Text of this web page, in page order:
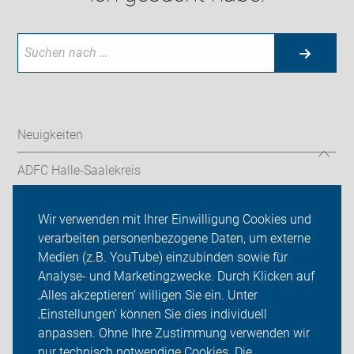
Wir verwenden mit Ihrer Einwilligung Cookies und
verarbeiten personenbezogene Daten, um externe
Medien (z.B. YouTube) einzubinden sowie für
Analyse- und Marketingzwecke. Durch Klicken auf
‚Alles akzeptieren‘ willigen Sie ein. Unter
‚Einstellungen‘ können Sie dies individuell
anpassen. Ohne Ihre Zustimmung verwenden wir
Neuigkeiten
ADFC Halle-Saalekreis
Verkehrspolitik
Sei dabei
Presse
Login